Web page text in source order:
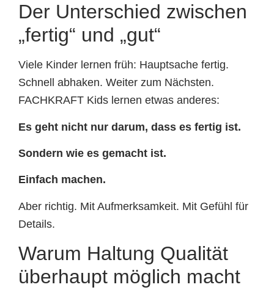
Der Unterschied zwischen
„fertig“ und „gut“
Viele Kinder lernen früh: Hauptsache fertig.
Schnell abhaken. Weiter zum Nächsten.
FACHKRAFT Kids lernen etwas anderes:
Es geht nicht nur darum, dass es fertig ist.
Sondern wie es gemacht ist.
Einfach machen.
Aber richtig. Mit Aufmerksamkeit. Mit Gefühl für
Details.
Warum Haltung Qualität
überhaupt möglich macht